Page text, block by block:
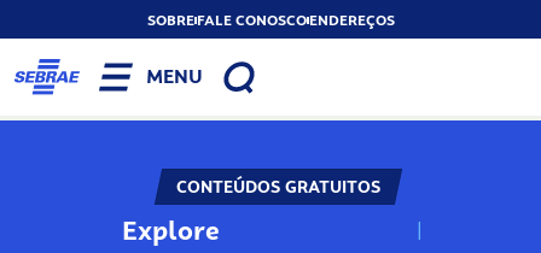
SOBREFALE CONOSCOENDEREÇOS
MENU
CONTEÚDOS GRATUITOS
Explore N